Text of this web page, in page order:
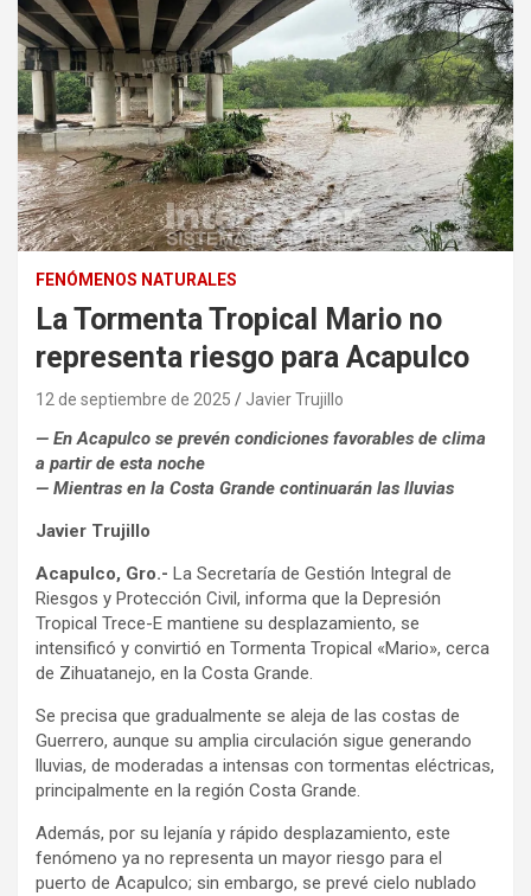
FENÓMENOS NATURALES
La Tormenta Tropical Mario no
representa riesgo para Acapulco
12 de septiembre de 2025 Javier Trujillo
— En Acapulco se prevén condiciones favorables de clima
a partir de esta noche
— Mientras en la Costa Grande continuarán las lluvias
Javier Trujillo
Acapulco, Gro.- La Secretaría de Gestión Integral de
Riesgos y Protección Civil, informa que la Depresión
Tropical Trece-E mantiene su desplazamiento, se
intensificó y convirtió en Tormenta Tropical «Mario», cerca
de Zihuatanejo, en la Costa Grande.
Se precisa que gradualmente se aleja de las costas de
Guerrero, aunque su amplia circulación sigue generando
lluvias, de moderadas a intensas con tormentas eléctricas,
principalmente en la región Costa Grande.
Además, por su lejanía y rápido desplazamiento, este
fenómeno ya no representa un mayor riesgo para el
puerto de Acapulco; sin embargo, se prevé cielo nublado